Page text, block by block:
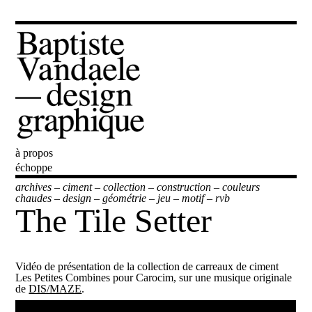
Baptiste Vandaele
à propos
échoppe
archives –ciment–collection –construction –couleurs
chaudes –design –géométrie – jeu –motif–rvb
The Tile Setter
Vidéo de présentation de la collection de carreaux de ciment
Les Petites Combines pour Carocim, sur une musique originale
deDIS/MAZE.